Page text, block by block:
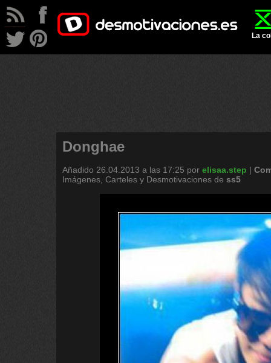
La
Donghae
Añadido 26.04.2013 a las 17:25 por elisaa.step |
Imágenes, Carteles y Desmotivaciones de ss5